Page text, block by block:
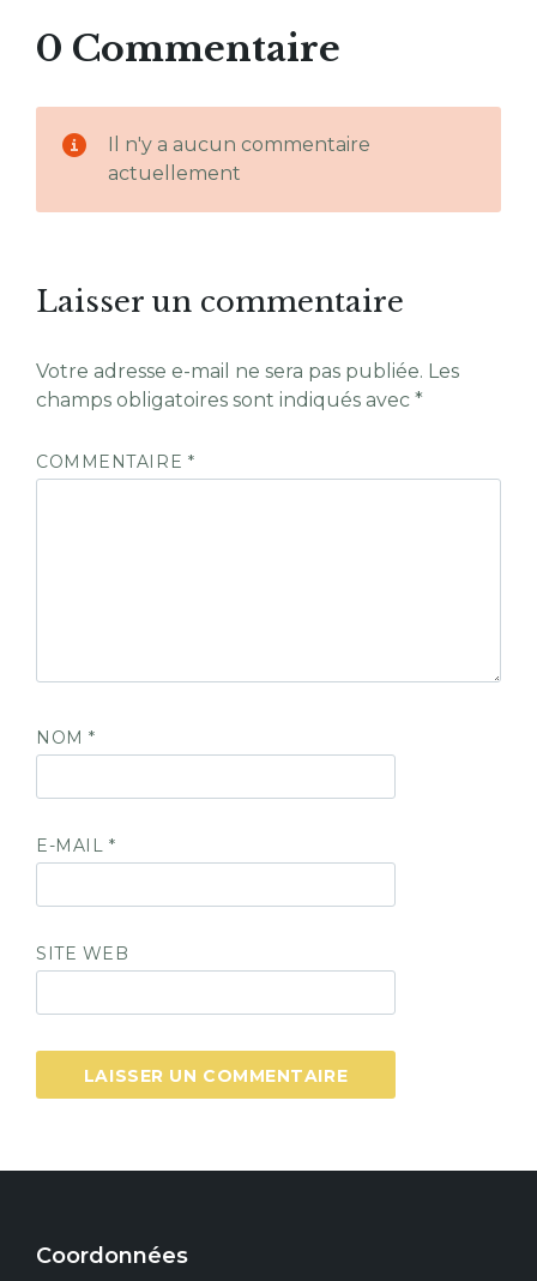
0 Commentaire
Il n'y a aucun commentaire
actuellement
Laisser un commentaire
Votre adresse e-mail ne sera pas publiée. Les
champs obligatoires sont indiqués avec *
COMMENTAIRE *
NOM*
E-MAIL *
SITE WEB
Coordonnées